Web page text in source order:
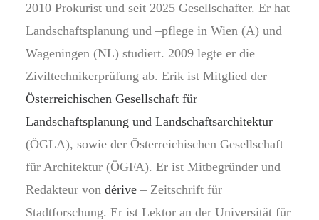
2010 Prokurist und seit 2025 Gesellschafter. Er hat
Landschaftsplanung und –pflege in Wien (A) und
Wageningen (NL) studiert. 2009 legte er die
Ziviltechnikerprüfung ab. Erik ist Mitglied der
Österreichischen Gesellschaft für
Landschaftsplanung und Landschaftsarchitektur
(ÖGLA), sowie der Österreichischen Gesellschaft
für Architektur (ÖGFA). Er ist Mitbegründer und
Redakteur von dérive – Zeitschrift für
Stadtforschung. Er ist Lektor an der Universität für